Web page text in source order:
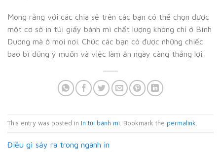
Mong rằng với các chia sẻ trên các bạn có thể chọn được
một cơ sở in túi giấy bánh mì chất lượng không chỉ ở Bình
Dương mà ở mọi nơi. Chúc các bạn có được những chiếc
bao bì đúng ý muốn và việc làm ăn ngày càng thắng lợi.
This entry was posted in In túi bánh mì . Bookmark the permalink
Điều gì sảy ra trong ngành in